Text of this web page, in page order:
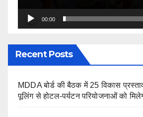
00:00
Recent Posts
MDDA बोर्ड की बैठक में 25 विकास
पूलिंग से होटल-पर्यटन परियोजनाओं को